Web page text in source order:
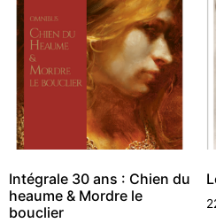
Intégrale 30 ans : Chien du
heaume & Mordre le
bouclier